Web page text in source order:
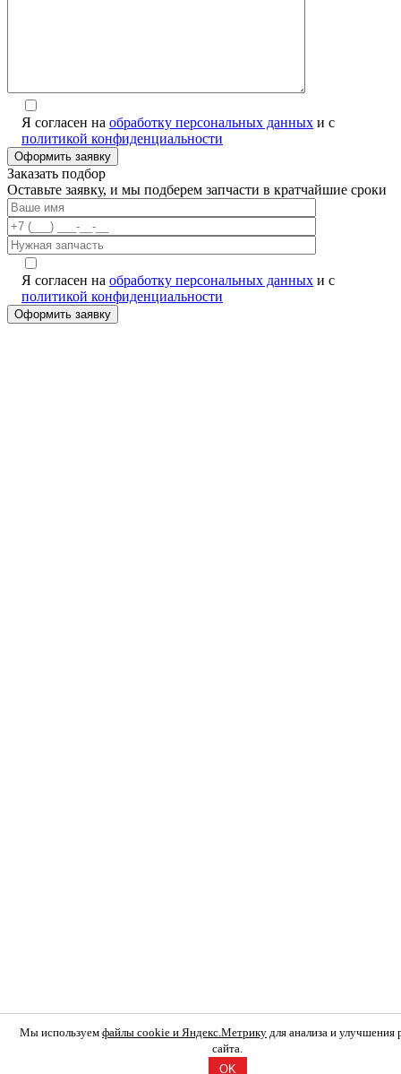
Я согласен на обработку персональных данных и с
политикой конфиденциальности
Заказать подбор
Оставьте заявку, и мы подберем запчасти в кратчайшие сроки
Я согласен на обработку персональных данных и с
политикой конфиденциальности
Мы используем файлы cookie и Яндекс.Метрику для анализа и улучшения
сайта.
OK